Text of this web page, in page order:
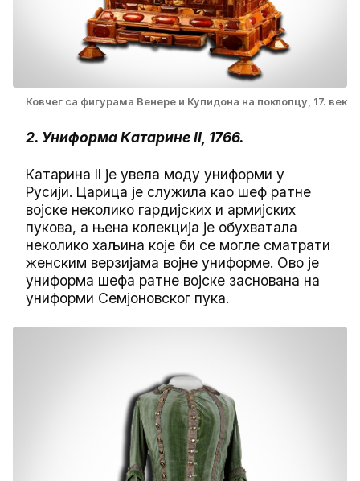
Ковчег са фигурама Венере и Купидона на поклопцу, 17. век
2. Униформа Катарине II, 1766.
Катарина II је увела моду униформи у
Русији. Царица је служила као шеф ратне
војске неколико гардијских и армијских
пукова, а њена колекција је обухватала
неколико хаљина које би се могле сматрати
женским верзијама војне униформе. Ово је
униформа шефа ратне војске заснована на
униформи Семјоновског пука.